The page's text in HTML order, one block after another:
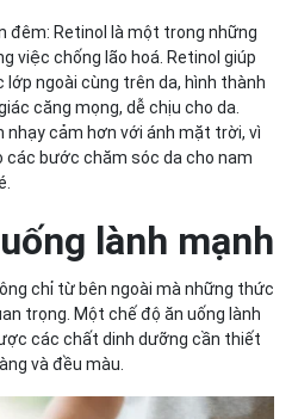
đêm: Retinol là một trong những
việc chống lão hoá. Retinol giúp
ngoài cùng trên da, hình thành
căng mọng, dễ chịu cho da.
nhạy cảm hơn với ánh mặt trời, vì
các bước chăm sóc da cho nam
lành mạnh
chỉ từ bên ngoài mà những thức
trọng. Một chế độ ăn uống lành
các chất dinh dưỡng cần thiết
và đều màu.